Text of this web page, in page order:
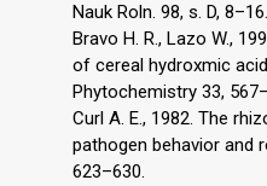
Nauk Roln. 98, s. D, 8–16.
Bravo H. R., Lazo W.,
of cereal hydroxmic
Phytochemistry 33,
Curl A. E., 1982. The
pathogen behavior and
623–630.